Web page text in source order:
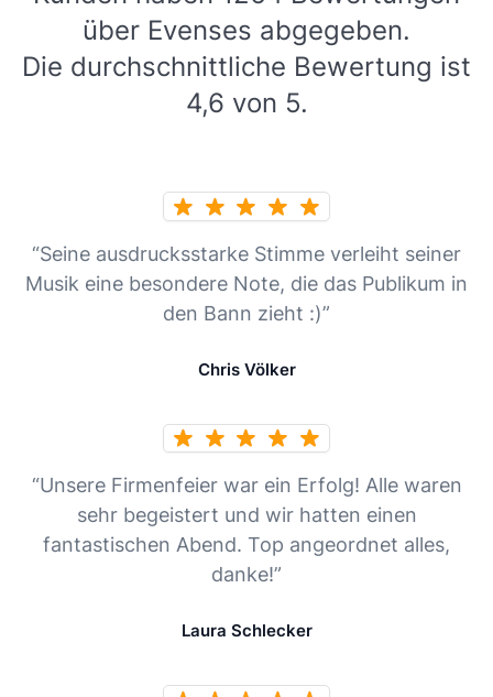
über Evenses abgegeben.
Die durchschnittliche Bewertung ist
4,6 von 5.
“Seine ausdrucksstarke Stimme verleiht seiner
Musik eine besondere Note, die das Publikum in
den Bann zieht :)”
Chris Völker
“Unsere Firmenfeier war ein Erfolg! Alle waren
sehr begeistert und wir hatten einen
fantastischen Abend. Top angeordnet alles,
danke!”
Laura Schlecker